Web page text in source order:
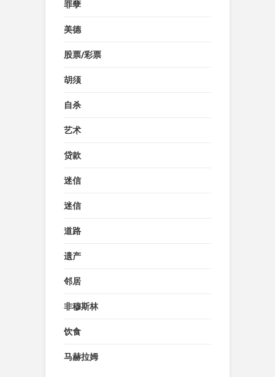
罪孽
美德
股票/彩票
胡须
自杀
艺术
贷款
迷信
迷信
道路
遗产
邻居
非穆斯林
饮食
马赫拉姆